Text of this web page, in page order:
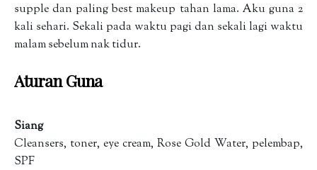
supple dan paling best makeup tahan lama. Aku guna 2
kali sehari. Sekali pada waktu pagi dan sekali lagi waktu
malam sebelum nak tidur.
Aturan Guna
Siang
Cleansers, toner, eye cream, Rose Gold Water, pelembap,
SPF